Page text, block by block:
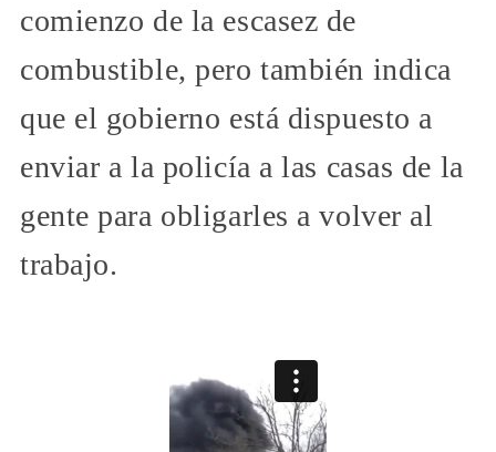
comienzo de la escasez de
combustible, pero también indica
que el gobierno está dispuesto a
enviar a la policía a las casas de la
gente para obligarles a volver al
trabajo.